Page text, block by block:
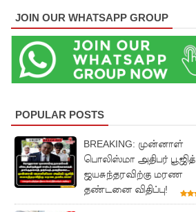
JOIN OUR WHATSAPP GROUP
POPULAR POSTS
BREAKING: முன்னாள்
பொலிஸ்மா அதிபர் பூஜித்
ஜயசுந்தரவிற்கு மரண
தண்டனை விதிப்பு!